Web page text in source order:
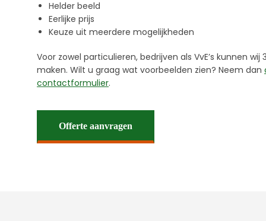
Helder beeld
Eerlijke prijs
Keuze uit meerdere mogelijkheden
Voor zowel particulieren, bedrijven als VvE’s kunnen
maken. Wilt u graag wat voorbeelden zien? Neem dan
contactformulier.
Offerte aanvragen